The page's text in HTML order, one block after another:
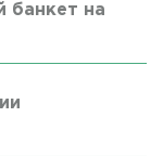
банкет на